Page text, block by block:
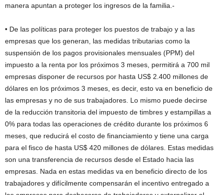
manera apuntan a proteger los ingresos de la familia.-
• De las políticas para proteger los puestos de trabajo y a las
empresas que los generan, las medidas tributarias como la
suspensión de los pagos provisionales mensuales (PPM) del
impuesto a la renta por los próximos 3 meses, permitirá a 700 mil
empresas disponer de recursos por hasta US$ 2.400 millones de
dólares en los próximos 3 meses, es decir, esto va en beneficio de
las empresas y no de sus trabajadores. Lo mismo puede decirse
de la reducción transitoria del impuesto de timbres y estampillas a
0% para todas las operaciones de crédito durante los próximos 6
meses, que reducirá el costo de financiamiento y tiene una carga
para el fisco de hasta US$ 420 millones de dólares. Estas medidas
son una transferencia de recursos desde el Estado hacia las
empresas. Nada en estas medidas va en beneficio directo de los
trabajadores y difícilmente compensarán el incentivo entregado a